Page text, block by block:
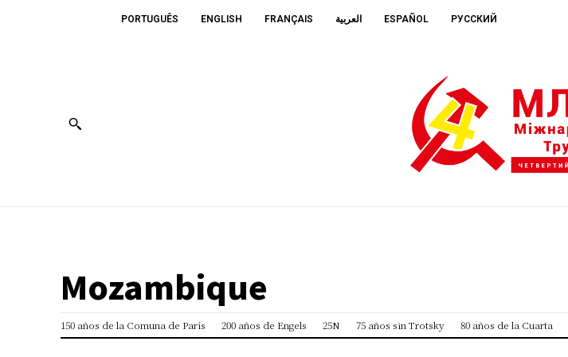
PORTUGUÊS ENGLISH FRANÇAIS العربية ESPAÑOL РУССКИЙ
Mozambique
150 años de la Comuna de París 200 años de Engels 25N 75 años sin Trotsky 80 años de la Cuarta